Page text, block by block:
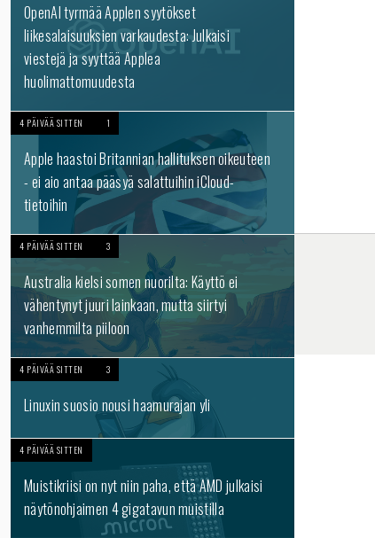
OpenAI tyrmää Applen syytökset
liikesalaisuuksien varkaudesta: Julkaisi
viestejä ja syyttää Applea
huolimattomuudesta
4 PÄIVÄÄ SITTEN 1
Apple haastoi Britannian hallituksen oikeuteen
- ei aio antaa pääsyä salattuihin iCloud-
tietoihin
4 PÄIVÄÄ SITTEN 3
Australia kielsi somen nuorilta: Käyttö ei
vähentynyt juuri lainkaan, mutta siirtyi
vanhemmilta piiloon
4 PÄIVÄÄ SITTEN 3
Linuxin suosio nousi haamurajan yli
4 PÄIVÄÄ SITTEN
Muistikriisi on nyt niin paha, että AMD julkaisi
näytönohjaimen 4 gigatavun muistilla